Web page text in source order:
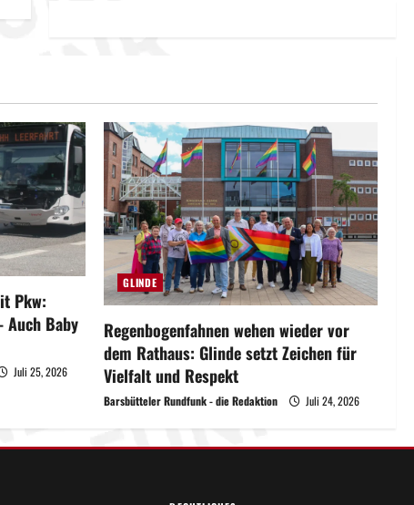
Pkw:
Auch Baby
Juli 25, 2026
GLINDE
Regenbogenfahnen wehen wieder vor
dem Rathaus: Glinde setzt Zeichen für
Vielfalt und Respekt
Barsbütteler Rundfunk - die Redaktion Juli 24, 2026